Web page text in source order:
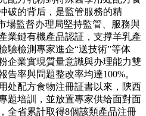
破的背后，是監管服務的精
場監督办理局堅持監管、服務與
業鏈有機產品認証，支撑羊乳產
驗檢測專家進企“送技術”等体
企業實現質量意識與办理能力雙
率與問題整改率均達100%。
处配方食物注冊証書以來，陝西
題培訓，並放置專家供给面對面
全省累計取得8個該類產品注冊